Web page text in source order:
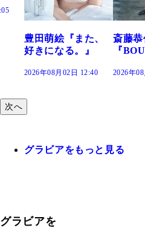
斎藤恭代
『BOUND』
2026年08月02日 12:35
咲田ゆ
『
2026年
次へ
グラビアをもっと見る
グラビアを